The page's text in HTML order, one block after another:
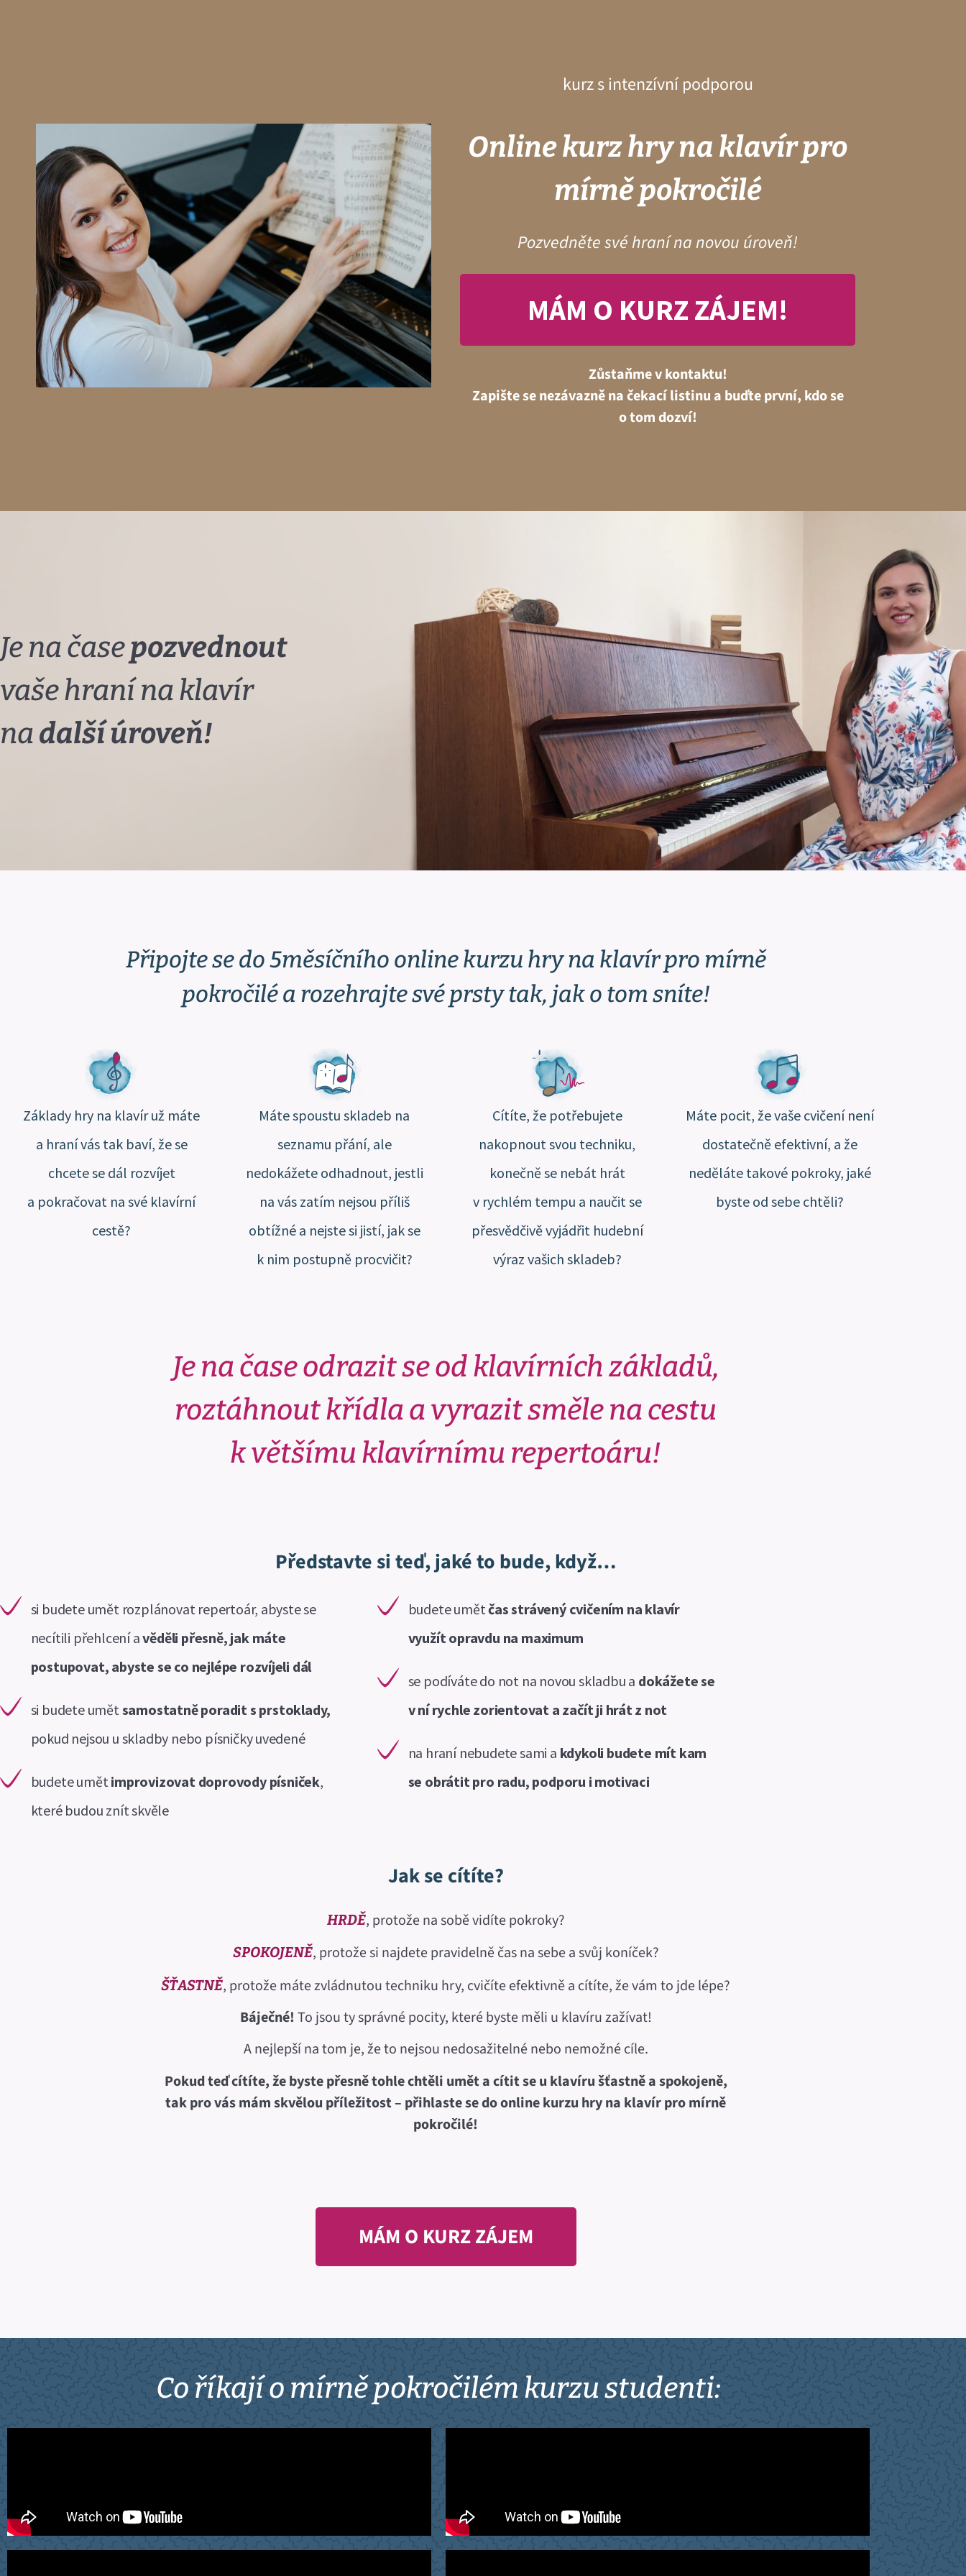
kurz s intenzívní podporou
Online kurz hry na klavír pro
mírně pokročilé
Pozvedněte své hraní na novou úroveň!
MÁM O KURZ ZÁJEM!
Zůstaňme v kontaktu!
Zapište se nezávazně na čekací listinu a buďte první, kdo se
o tom dozví!
Je na časepozvednout
vaše hraní na klavír
nadalší úroveň!
Připojte se do 5měsíčního online kurzu hry na klavír pro mírně
pokročilé a rozehrajte své prsty tak, jak o tom sníte!
Základy hry na klavír už máte
a hraní vás tak baví, že se
chcete se dál rozvíjet
a pokračovat na své klavírní
cestě?
Máte spoustu skladeb na
seznamu přání, ale
nedokážete odhadnout, jestli
na vás zatím nejsou příliš
obtížné a nejste si jistí, jak se
k nim postupně procvičit?
Cítíte, že potřebujete
nakopnout svou techniku,
konečně se nebát hrát
v rychlém tempu a naučit se
přesvědčivě vyjádřit hudební
výraz vašich skladeb?
Máte pocit, že vaše cvičení není
dostatečně efektivní, a že
neděláte takové pokroky, jaké
byste od sebe chtěli?
Je na čase odrazit se od klavírních základů,
roztáhnout křídla a vyrazit směle na cestu
k většímu klavírnímu repertoáru!
Představte si teď, jaké to bude, když…
si budete umět rozplánovat repertoár, abyste se
necítili přehlcení avěděli přesně, jak máte
postupovat, abyste se co nejlépe rozvíjeli dál
si budete umět samostatně poradit s prstoklady,
pokud nejsou u skladby nebo písničky uvedené
budete umět improvizovat doprovody písniček,
které budou znít skvěle
budete umětčas strávený cvičením na klavír
využít opravdu na maximum
se podíváte do not na novou skladbu a dokážete se
v ní rychle zorientovat a začít ji hrát z not
na hraní nebudete sami a kdykoli budete mít kam
se obrátit pro radu, podporu i motivaci
Jak se cítíte?
HRDĚ, protože na sobě vidíte pokroky?
SPOKOJENĚ, protože si najdete pravidelně čas na sebe a svůj koníček?
ŠŤASTNĚ, protože máte zvládnutou techniku hry, cvičíte efektivně a cítíte, že vám to jde lépe?
Báječné! To jsou ty správné pocity, které byste měli u klavíru zažívat!
A nejlepší na tom je, že to nejsou nedosažitelné nebo nemožné cíle.
Pokud teď cítíte, že byste přesně tohle chtěli umět a cítit se u klavíru šťastně a spokojeně,
tak pro vás mám skvělou příležitost – přihlaste se do online kurzu hry na klavír pro mírně
pokročilé!
MÁM O KURZ ZÁJEM
Co říkají o mírně pokročilém kurzu studenti: